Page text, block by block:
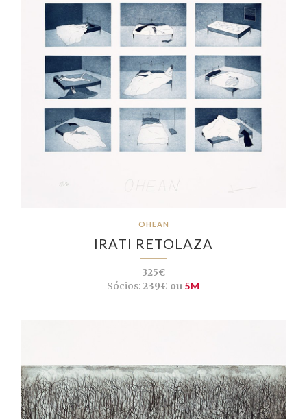
OHEAN
IRATI RETOLAZA
325€
Sócios:239€ ou 5M